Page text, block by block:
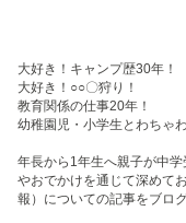
大好き！キャンプ歴30年！
大好き！○○〇狩り！
教育関係の仕事20年！
幼稚園児・小学生とわちゃ
年長から1年生へ親子が中
やおでかけを通じて深めて
報）についての記事をブロ